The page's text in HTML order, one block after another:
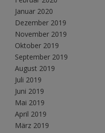
Januar 2020
Dezember 2019
November 2019
Oktober 2019
September 2019
August 2019
Juli 2019
Juni 2019
Mai 2019
April 2019
März 2019